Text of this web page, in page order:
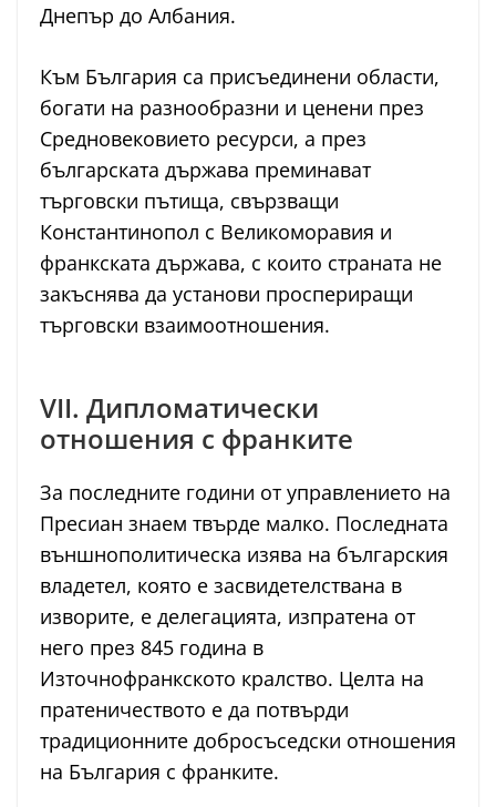
Днепър до Албания.
Към България са присъединени области,
богати на разнообразни и ценени през
Средновековието ресурси, а през
българската държава преминават
търговски пътища, свързващи
Константинопол с Великоморавия и
франкската държава, с които страната не
закъснява да установи проспериращи
търговски взаимоотношения.
VII. Дипломатически
отношения с франките
За последните години от управлението на
Пресиан знаем твърде малко. Последната
външнополитическа изява на българския
владетел, която е засвидетелствана в
изворите, е делегацията, изпратена от
него през 845 година в
Източнофранкското кралство. Целта на
пратеничеството е да потвърди
традиционните добросъседски отношения
на България с франките.